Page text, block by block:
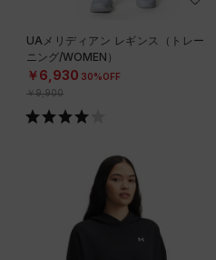
UAメリディアン レギンス（トレー
ニング/WOMEN）
￥6,930 30%OFF
￥9,900